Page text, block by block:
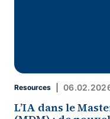
Resources
L’IA dans le